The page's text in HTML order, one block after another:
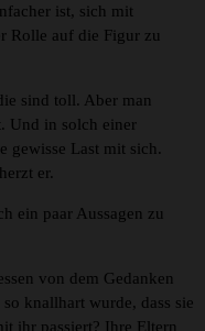
ist, sich mit
Rolle auf die Figur zu
sind toll. Aber man
Und in solch einer
gewisse Last mit sich.
er.
ein paar Aussagen zu
von dem Gedanken
knallhart wurde, dass sie
ihr passiert? Ihre Eltern